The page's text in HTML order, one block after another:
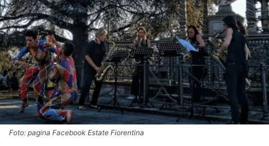
Foto: pagina Facebook Estate Fiorentina